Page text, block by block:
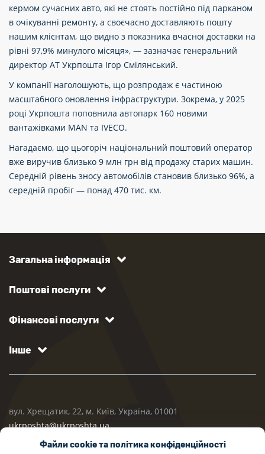
кермом сучасних авто, які не стоять постійно під парканом
в очікуванні ремонту, а своєчасно доставляють пошту
нашим клієнтам, що видно з показника вчасної доставки на
рівні 97,9% минулого місяця», — зазначає генеральний
директор АТ Укрпошта Ігор Смілянський.
У компанії наголошують, що розпродаж є частиною
масштабного оновлення інфраструктури. Зокрема, у 2025
році Укрпошта поповнила автопарк 160 новими
вантажівками MAN та IVECO.
Нагадаємо, що цьогоріч національний поштовий оператор
вже виручив близько 9 млн грн від продажу старих машин.
Середній рівень зносу автомобілів становив близько 96%, а
середній пробіг — понад 470 тис. км.
Файли cookie та політика конфіденційності
Загальна інформація
Поштові послуги
Фінансові послуги
Інше
вул. Хрещатик, 22, м. Київ, Україна, 01001
ukrposhta@ukrposhta.ua